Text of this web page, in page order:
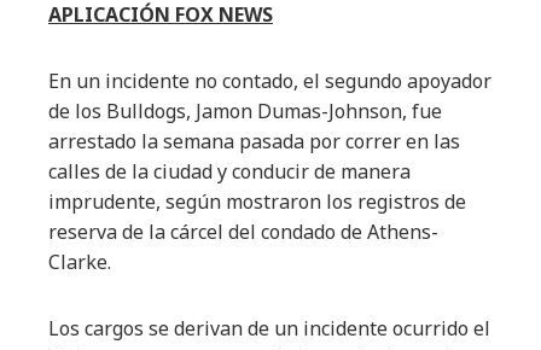
APLICACIÓN FOX NEWS
En un incidente no contado, el segundo apoyador
de los Bulldogs, Jamon Dumas-Johnson, fue
arrestado la semana pasada por correr en las
calles de la ciudad y conducir de manera
imprudente, según mostraron los registros de
reserva de la cárcel del condado de Athens-
Clarke.
Los cargos se derivan de un incidente ocurrido el